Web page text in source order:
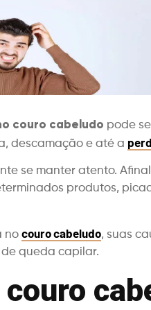
couro cabeludo pode
descamação e até a
se manter atento.
produtos,
no couro cabeludo, suas
de queda capilar.